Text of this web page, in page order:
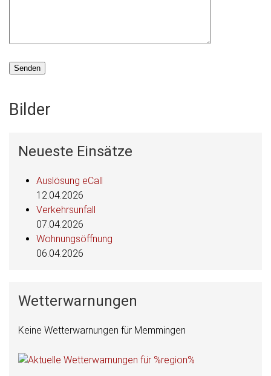
Bilder
Neueste Einsätze
Auslösung eCall
12.04.2026
Verkehrsunfall
07.04.2026
Wohnungsöffnung
06.04.2026
Wetterwarnungen
Keine Wetterwarnungen für Memmingen